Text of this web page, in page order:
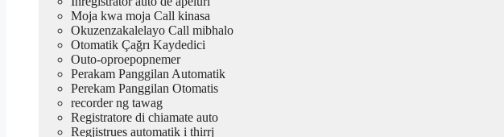
Moja kwa moja Call kinasa
Okuzenzakalelayo Call mibhalo
Otomatik Çağrı Kaydedici
Outo-oproepopnemer
Perakam Panggilan Automatik
Perekam Panggilan Otomatis
recorder ng tawag
Registratore di chiamate auto
Regjistrues automatik i thirrj